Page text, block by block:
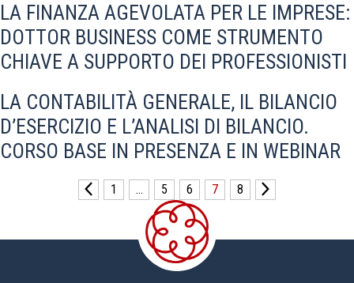
LA FINANZA AGEVOLATA PER LE IMPRESE:
DOTTOR BUSINESS COME STRUMENTO
CHIAVE A SUPPORTO DEI PROFESSIONISTI
LA CONTABILITÀ GENERALE, IL BILANCIO
D’ESERCIZIO E L’ANALISI DI BILANCIO.
CORSO BASE IN PRESENZA E IN WEBINAR
1 … 5 6 7 8